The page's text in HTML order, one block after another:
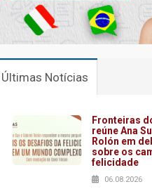
Últimas Notícias
Fronteiras
reúne Ana
Rolón em
sobre os
felicidade
06.08.2026